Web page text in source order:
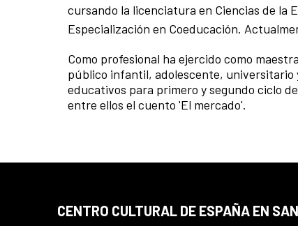
cursando la licenciatura en Ciencias de la
Especialización en Coeducación.
Como profesional ha ejercido como
público infantil, adolescente, universitario
educativos para primero y segundo ciclo
entre ellos el cuento 'El mercado'.
CENTRO CULTURAL DE ESPAÑA EN